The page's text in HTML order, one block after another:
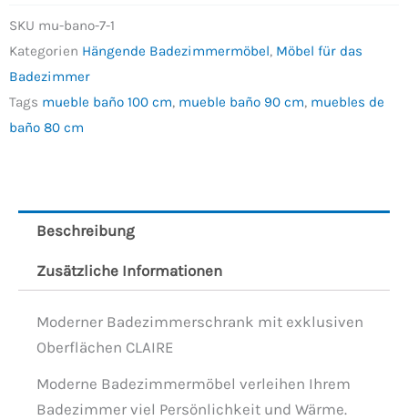
SKU mu-bano-7-1
Kategorien Hängende Badezimmermöbel, Möbel für das
Badezimmer
Tags mueble baño 100 cm, mueble baño 90 cm, muebles de
baño 80 cm
Beschreibung
Zusätzliche Informationen
Moderner Badezimmerschrank mit exklusiven
Oberflächen CLAIRE
Moderne Badezimmermöbel verleihen Ihrem
Badezimmer viel Persönlichkeit und Wärme.